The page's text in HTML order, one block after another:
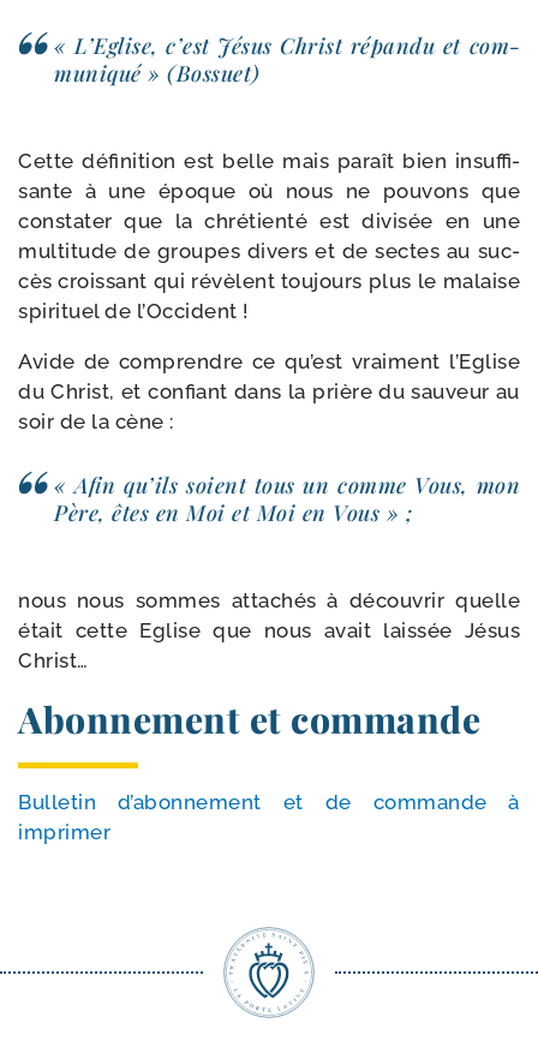
« L’Eglise, c’est Jésus Christ répan­du et com­
mu­ni­qué » (Bossuet)
Cette défi­ni­tion est belle mais paraît bien insuf­fi­
sante à une époque où nous ne pou­vons que
consta­ter que la chré­tien­té est divi­sée en une
mul­ti­tude de groupes divers et de sectes au suc­
cès crois­sant qui révèlent tou­jours plus le malaise
spi­ri­tuel de l’Occident !
Avide de com­prendre ce qu’est vrai­ment l’Eglise
du Christ, et confiant dans la prière du sau­veur au
soir de la cène :
« Afin qu’ils soient tous un comme Vous, mon
Père, êtes en Moi et Moi en Vous » ;
nous nous sommes atta­chés à décou­vrir quelle
était cette Eglise que nous avait lais­sée Jésus
Christ…
Abonnement et commande
Bulletin d’a­bon­ne­ment et de com­mande à
imprimer